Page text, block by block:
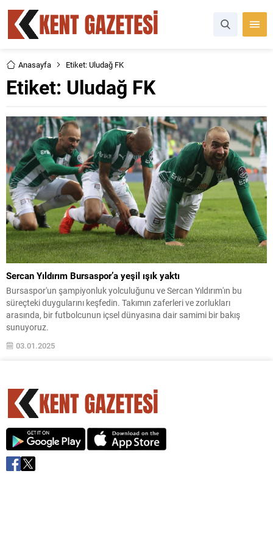
Anasayfa Etiket: Uludağ FK
Etiket: Uludağ FK
Sercan Yıldırım Bursaspor’a yeşil ışık yaktı
Bursaspor'un şampiyonluk yolculuğunu ve Sercan Yıldırım'ın bu
süreçteki duygularını keşfedin. Takımın zaferleri ve zorlukları
arasında, bir futbolcunun içsel dünyasına dair samimi bir bakış
sunuyoruz.
03.01.2025